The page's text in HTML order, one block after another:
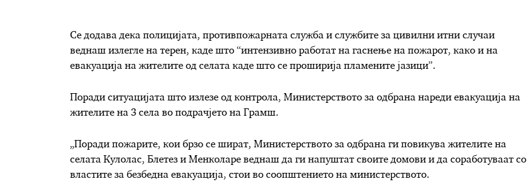
Се додава дека полицијата, противпожарната служба и службите за цивилни итни случаи
веднаш излегле на терен, каде што “интензивно работат на гаснење на пожарот, како и на
евакуација на жителите од селата каде што се проширија пламените јазици”.
Поради ситуацијата што излезе од контрола, Министерството за одбрана нареди евакуација на
жителите на 3 села во подрачјето на Грамш.
„Поради пожарите, кои брзо се шират, Министерството за одбрана ги повикува жителите на
селата Кулолас, Блетез и Менколаре веднаш да ги напуштат своите домови и да соработуваат со
властите за безбедна евакуација, стои во соопштението на министерството.